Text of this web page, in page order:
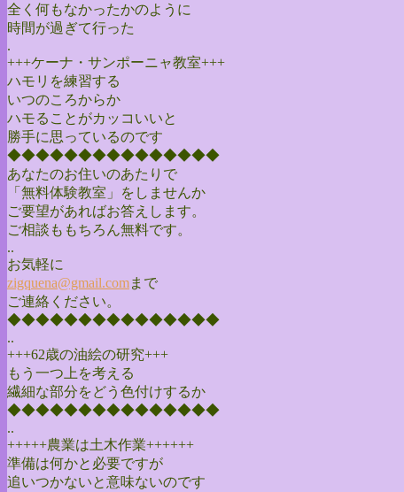
全く何もなかったかのように
時間が過ぎて行った
.
+++ケーナ・サンポーニャ教室+++
ハモリを練習する
いつのころからか
ハモることがカッコいいと
勝手に思っているのです
◆◆◆◆◆◆◆◆◆◆◆◆◆◆◆
あなたのお住いのあたりで
「無料体験教室」をしませんか
ご要望があればお答えします。
ご相談ももちろん無料です。
..
お気軽に
zigquena@gmail.comまで
ご連絡ください。
◆◆◆◆◆◆◆◆◆◆◆◆◆◆◆
..
+++62歳の油絵の研究+++
もう一つ上を考える
繊細な部分をどう色付けするか
◆◆◆◆◆◆◆◆◆◆◆◆◆◆◆
..
+++++農業は土木作業++++++
準備は何かと必要ですが
追いつかないと意味ないのです